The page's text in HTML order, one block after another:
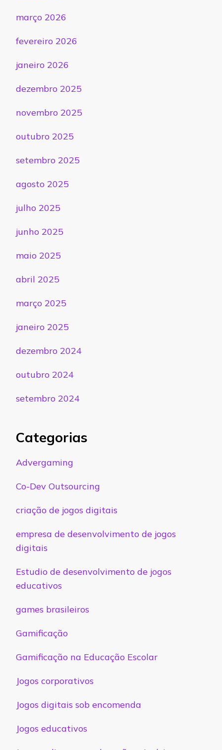
março 2026
fevereiro 2026
janeiro 2026
dezembro 2025
novembro 2025
outubro 2025
setembro 2025
agosto 2025
julho 2025
junho 2025
maio 2025
abril 2025
março 2025
janeiro 2025
dezembro 2024
outubro 2024
setembro 2024
Categorias
Advergaming
Co-Dev Outsourcing
criação de jogos digitais
empresa de desenvolvimento de jogos
digitais
Estudio de desenvolvimento de jogos
educativos
games brasileiros
Gamificação
Gamificação na Educação Escolar
Jogos corporativos
Jogos digitais sob encomenda
Jogos educativos